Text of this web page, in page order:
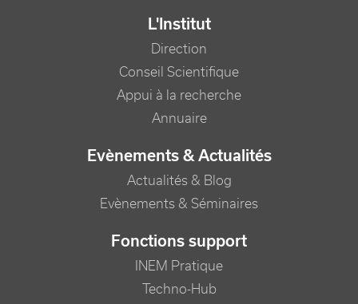
L'Institut
Direction
Conseil Scientifique
Appui à la recherche
Annuaire
Evènements & Actualités
Actualités & Blog
Evènements & Séminaires
Fonctions support
INEM Pratique
Techno-Hub